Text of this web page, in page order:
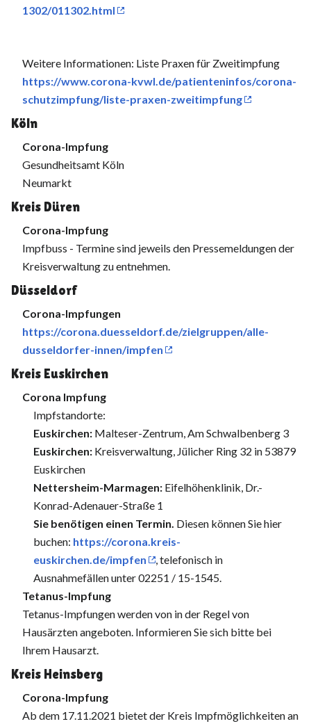
1302/011302.html
Weitere Informationen: Liste Praxen für Zweitimpfung
https://www.corona-kvwl.de/patienteninfos/corona-
schutzimpfung/liste-praxen-zweitimpfung
Köln
Corona-Impfung
Gesundheitsamt Köln
Neumarkt
Kreis Düren
Corona-Impfung
Impfbuss - Termine sind jeweils den Pressemeldungen der
Kreisverwaltung zu entnehmen.
Düsseldorf
Corona-Impfungen
https://corona.duesseldorf.de/zielgruppen/alle-
dusseldorfer-innen/impfen
Kreis Euskirchen
Corona Impfung
Impfstandorte:
Euskirchen: Malteser-Zentrum, Am Schwalbenberg 3
Euskirchen: Kreisverwaltung, Jülicher Ring 32 in 53879
Euskirchen
Nettersheim-Marmagen: Eifelhöhenklinik, Dr.-
Konrad-Adenauer-Straße 1
Sie benötigen einen Termin. Diesen können Sie hier
buchen: https://corona.kreis-
euskirchen.de/impfen
, telefonisch in
Ausnahmefällen unter 02251 / 15-1545.
Tetanus-Impfung
Tetanus-Impfungen werden von in der Regel von
Hausärzten angeboten. Informieren Sie sich bitte bei
Ihrem Hausarzt.
Kreis Heinsberg
Corona-Impfung
Ab dem 17.11.2021 bietet der Kreis Impfmöglichkeiten an